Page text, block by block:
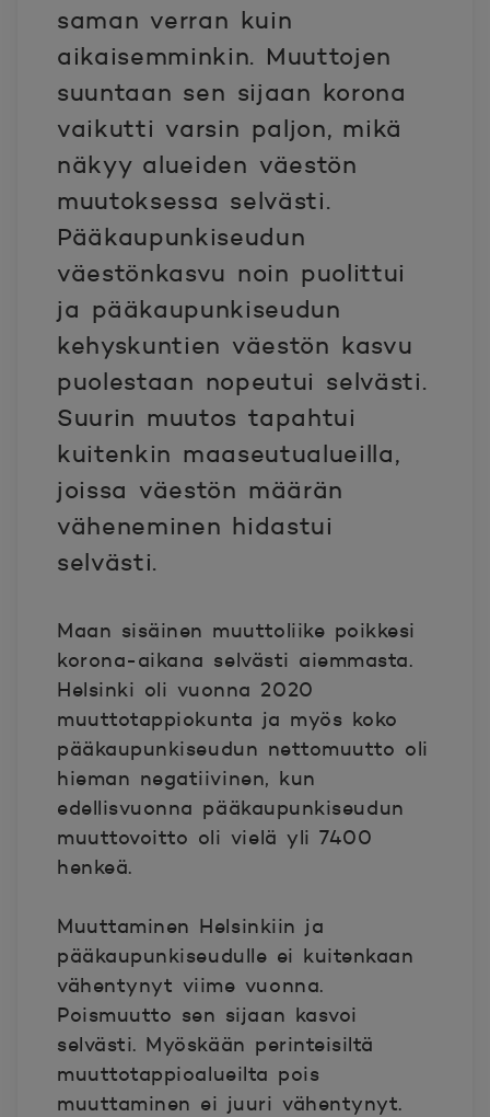
saman verran kuin
aikaisemminkin. Muuttojen
suuntaan sen sijaan korona
vaikutti varsin paljon, mikä
näkyy alueiden väestön
muutoksessa selvästi.
Pääkaupunkiseudun
väestönkasvu noin puolittui
ja pääkaupunkiseudun
kehyskuntien väestön kasvu
puolestaan nopeutui selvästi.
Suurin muutos tapahtui
kuitenkin maaseutualueilla,
joissa väestön määrän
väheneminen hidastui
selvästi.
Maan sisäinen muuttoliike poikkesi
korona-aikana selvästi aiemmasta.
Helsinki oli vuonna 2020
muuttotappiokunta ja myös koko
pääkaupunkiseudun nettomuutto oli
hieman negatiivinen, kun
edellisvuonna pääkaupunkiseudun
muuttovoitto oli vielä yli 7400
henkeä.
Muuttaminen Helsinkiin ja
pääkaupunkiseudulle ei kuitenkaan
vähentynyt viime vuonna.
Poismuutto sen sijaan kasvoi
selvästi. Myöskään perinteisiltä
muuttotappioalueilta pois
muuttaminen ei juuri vähentynyt.